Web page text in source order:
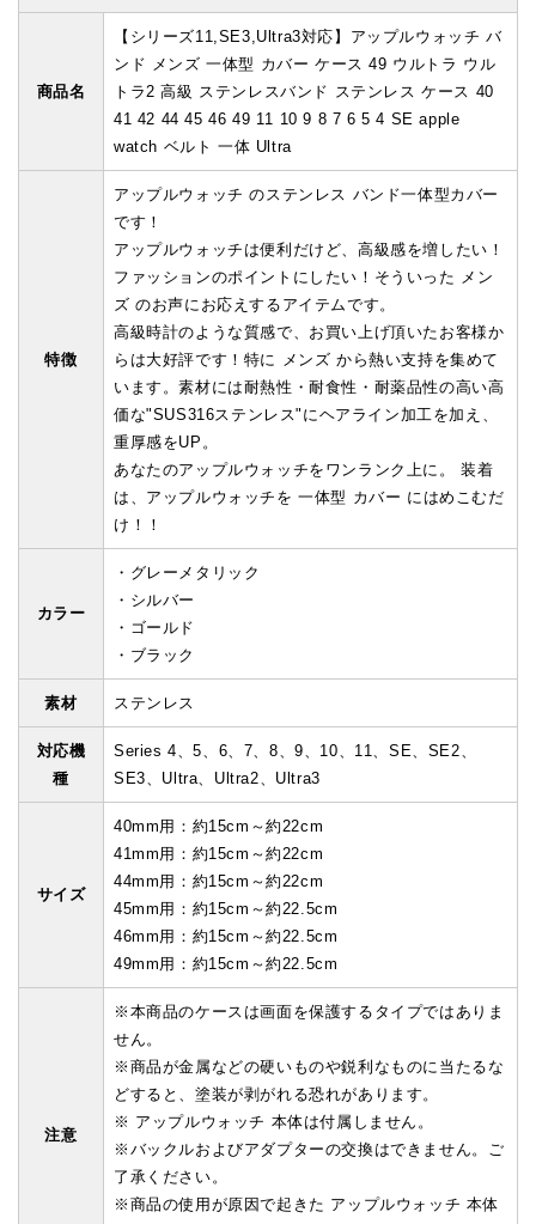
商品名
【シリーズ11,SE3,Ultra3対応】アップルウォッチ バ
ンド メンズ 一体型 カバー ケース 49 ウルトラ ウル
トラ2 高級 ステンレスバンド ステンレス ケース 40
41 42 44 45 46 49 11 10 9 8 7 6 5 4 SE apple
watch ベルト 一体 Ultra
特徴
アップルウォッチ のステンレス バンド一体型カバー
です！
アップルウォッチは便利だけど、高級感を増したい！
ファッションのポイントにしたい！そういった メン
ズ のお声にお応えするアイテムです。
高級時計のような質感で、お買い上げ頂いたお客様か
らは大好評です！特に メンズ から熱い支持を集めて
います。素材には耐熱性・耐食性・耐薬品性の高い高
価な"SUS316ステンレス"にヘアライン加工を加え、
重厚感をUP。
あなたのアップルウォッチをワンランク上に。 装着
は、アップルウォッチを 一体型 カバー にはめこむだ
け！！
カラー
・グレーメタリック
・シルバー
・ゴールド
・ブラック
素材 ステンレス
対応機
種
Series 4、5、6、7、8、9、10、11、SE、SE2、
SE3、Ultra、Ultra2、Ultra3
サイズ
40mm用：約15cm～約22cm
41mm用：約15cm～約22cm
44mm用：約15cm～約22cm
45mm用：約15cm～約22.5cm
46mm用：約15cm～約22.5cm
49mm用：約15cm～約22.5cm
注意
※本商品のケースは画面を保護するタイプではありま
せん。
※商品が金属などの硬いものや鋭利なものに当たるな
どすると、塗装が剥がれる恐れがあります。
※ アップルウォッチ 本体は付属しません。
※バックルおよびアダプターの交換はできません。ご
了承ください。
※商品の使用が原因で起きた アップルウォッチ 本体